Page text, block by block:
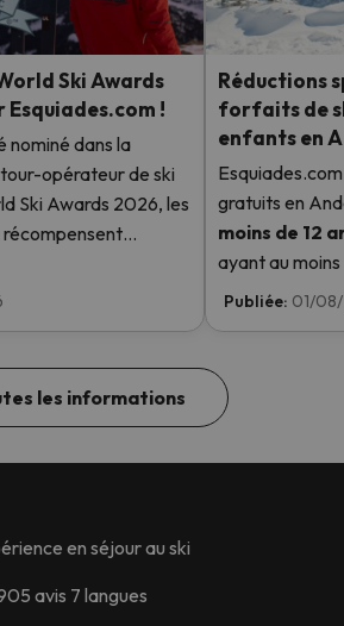
Ski Awards
Esquiades.com !
nominé dans la
opérateur de ski
Ski Awards 2026, les
récompensent
nous à atteindre la
Réductions
forfaits de
enfants en
gratuits en
moins de 12
ayant au
enfant aura
Publiée: 01/
les informations
en séjour au ski
avis 7 langues